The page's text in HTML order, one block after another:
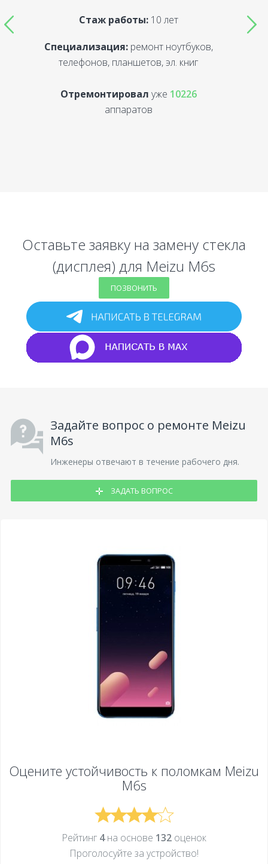
Стаж работы:10 лет
Специализация:ремонт ноутбуков,
телефонов, планшетов, эл. книг
Отремонтировал уже 10226
аппаратов
Оставьте заявку на замену стекла
(дисплея) для Meizu M6s
ПОЗВОНИТЬ
Задайте вопрос о ремонте Meizu
M6s
Инженеры отвечают в течение рабочего дня.
ЗАДАТЬ ВОПРОС
Оцените устойчивость к поломкам Meizu
M6s
Рейтинг 4на основе 132 оценок
Проголосуйте за устройcтво!